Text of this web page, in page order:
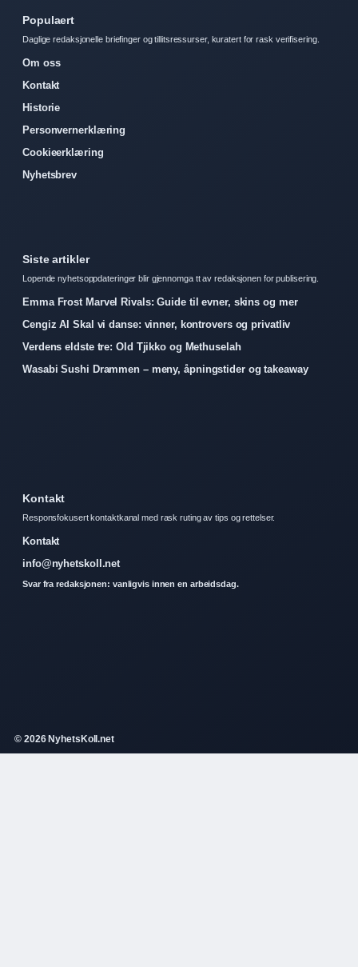
Populaert
Daglige redaksjonelle briefinger og tillitsressurser, kuratert for rask verifisering.
Om oss
Kontakt
Historie
Personvernerklæring
Cookieerklæring
Nyhetsbrev
Siste artikler
Lopende nyhetsoppdateringer blir gjennomga tt av redaksjonen for publisering.
Emma Frost Marvel Rivals: Guide til evner, skins og mer
Cengiz Al Skal vi danse: vinner, kontrovers og privatliv
Verdens eldste tre: Old Tjikko og Methuselah
Wasabi Sushi Drammen – meny, åpningstider og takeaway
Kontakt
Responsfokusert kontaktkanal med rask ruting av tips og rettelser.
Kontakt
info@nyhetskoll.net
Svar fra redaksjonen: vanligvis innen en arbeidsdag.
© 2026 NyhetsKoll.net